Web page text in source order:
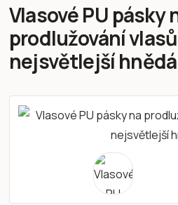
Vlasové PU pásky
prodlužování
nejsvětlejší hnědá